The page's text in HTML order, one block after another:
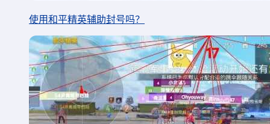
使用和平精英辅助封号吗？